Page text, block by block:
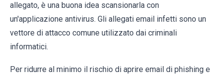
allegato, è una buona idea scansionarla con
un'applicazione antivirus. Gli allegati email infetti sono un
vettore di attacco comune utilizzato dai criminali
informatici.
Per ridurre al minimo il rischio di aprire email di phishing e